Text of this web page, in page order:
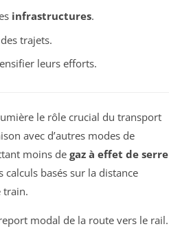
infrastructures.
trajets.
leurs efforts.
le rôle crucial du transport
avec d’autres modes de
moins de gaz à effet de serre
basés sur la distance
train.
modal de la route vers le rail.